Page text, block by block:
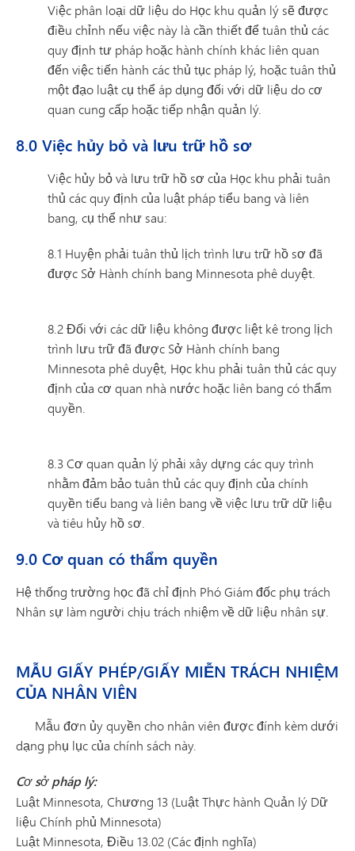
Việc phân loại dữ liệu do Học khu quản lý sẽ được
điều chỉnh nếu việc này là cần thiết để tuân thủ các
quy định tư pháp hoặc hành chính khác liên quan
đến việc tiến hành các thủ tục pháp lý, hoặc tuân thủ
một đạo luật cụ thể áp dụng đối với dữ liệu do cơ
quan cung cấp hoặc tiếp nhận quản lý.
8.0 Việc hủy bỏ và lưu trữ hồ sơ
Việc hủy bỏ và lưu trữ hồ sơ của Học khu phải tuân
thủ các quy định của luật pháp tiểu bang và liên
bang, cụ thể như sau:
8.1 Huyện phải tuân thủ lịch trình lưu trữ hồ sơ đã
được Sở Hành chính bang Minnesota phê duyệt.
8.2 Đối với các dữ liệu không được liệt kê trong lịch
trình lưu trữ đã được Sở Hành chính bang
Minnesota phê duyệt, Học khu phải tuân thủ các quy
định của cơ quan nhà nước hoặc liên bang có thẩm
quyền.
8.3 Cơ quan quản lý phải xây dựng các quy trình
nhằm đảm bảo tuân thủ các quy định của chính
quyền tiểu bang và liên bang về việc lưu trữ dữ liệu
và tiêu hủy hồ sơ.
9.0 Cơ quan có thẩm quyền
Hệ thống trường học đã chỉ định Phó Giám đốc phụ trách
Nhân sự làm người chịu trách nhiệm về dữ liệu nhân sự.
MẪU GIẤY PHÉP/GIẤY MIỄN TRÁCH NHIỆM
CỦA NHÂN VIÊN
Mẫu đơn ủy quyền cho nhân viên được đính kèm dưới
dạng phụ lục của chính sách này.
Cơ sở pháp lý:
Luật Minnesota, Chương 13 (Luật Thực hành Quản lý Dữ
liệu Chính phủ Minnesota)
Luật Minnesota, Điều 13.02 (Các định nghĩa)